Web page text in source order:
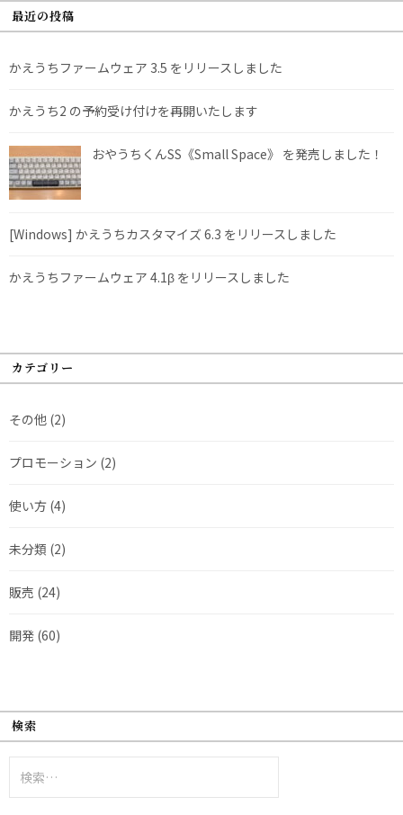
最近の投稿
かえうちファームウェア 3.5 をリリースしました
かえうち2 の予約受け付けを再開いたします
おやうちくんSS《Small Space》 を発売しました！
[Windows] かえうちカスタマイズ 6.3 をリリースしました
かえうちファームウェア 4.1β をリリースしました
カテゴリー
その他 (2)
プロモーション (2)
使い方 (4)
未分類 (2)
販売 (24)
開発 (60)
検索
索: